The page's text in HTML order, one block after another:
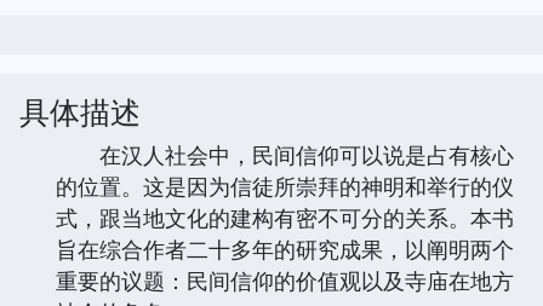
具体描述
在汉人社会中，民间信仰可以说是占有核心
的位置。这是因为信徒所崇拜的神明和举行的仪
式，跟当地文化的建构有密不可分的关系。本书
旨在综合作者二十多年的研究成果，以阐明两个
重要的议题：民间信仰的价值观以及寺庙在地方